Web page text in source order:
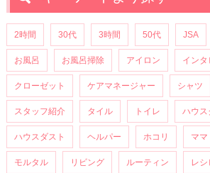
2時間 30代 3時間 50代 JSA
お風呂 お風呂掃除 アイロン インタ
クローゼット ケアマネージャー シャツ
スタッフ紹介 タイル トイレ ハウス
ハウスダスト ヘルパー ホコリ ママ
モルタル リビング ルーティン レシ